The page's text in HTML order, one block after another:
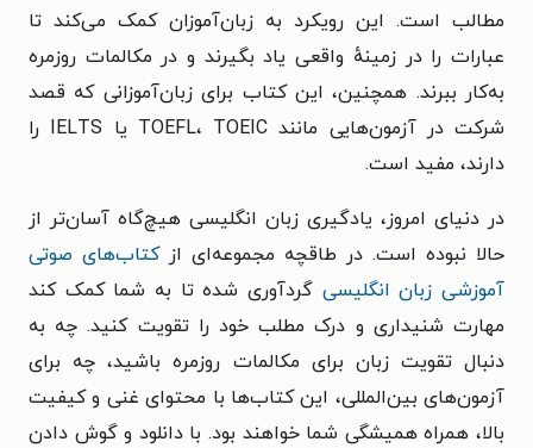
مطالب است. این رویکرد به زبان‌آموزان کمک می‌کند تا
عبارات را در زمینهٔ واقعی یاد بگیرند و در مکالمات روزمره
به‌کار ببرند. همچنین، این کتاب برای زبان‌آموزانی که قصد
شرکت در آزمون‌هایی مانند TOEFL، TOEIC یا IELTS را
دارند، مفید است.
در دنیای امروز، یادگیری زبان انگلیسی هیچ‌گاه آسان‌تر از
حالا نبوده است. در طاقچه مجموعه‌ای ازکتاب‌های صوتی
آموزشی زبان انگلیسی گردآوری شده تا به شما کمک کند
مهارت شنیداری و درک مطلب خود را تقویت کنید. چه به
دنبال تقویت زبان برای مکالمات روزمره باشید، چه برای
آزمون‌های بین‌المللی، این کتاب‌ها با محتوای غنی و کیفیت
بالا، همراه همیشگی شما خواهند بود. با دانلود و گوش دادن